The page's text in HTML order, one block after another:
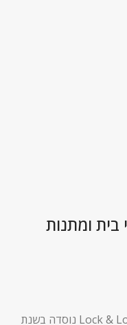
בית ומתנות
יבואנים רשמיים של המותג הבינלאומי Lock & Lock נוסדה בשנת